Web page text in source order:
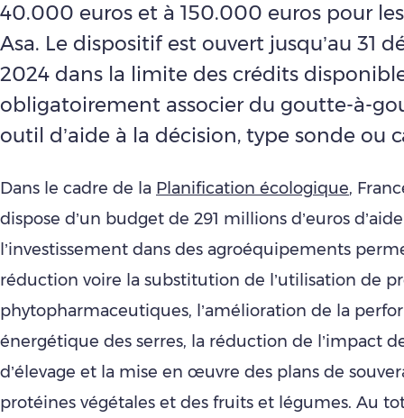
40.000 euros et à 150.000 euros pour
Asa. Le dispositif est ouvert jusqu’au 31
2024 dans la limite des crédits
obligatoirement associer du goutte-à-
outil d’aide à la décision, type sonde ou
Dans le cadre de la Planification écologique,
dispose d’un budget de 291 millions d’euros
l’investissement dans des agroéquipements
réduction voire la substitution de l’utilisation de
phytopharmaceutiques, l’amélioration de la
énergétique des serres, la réduction de l’impact
d’élevage et la mise en œuvre des plans de
protéines végétales et des fruits et légumes. Au